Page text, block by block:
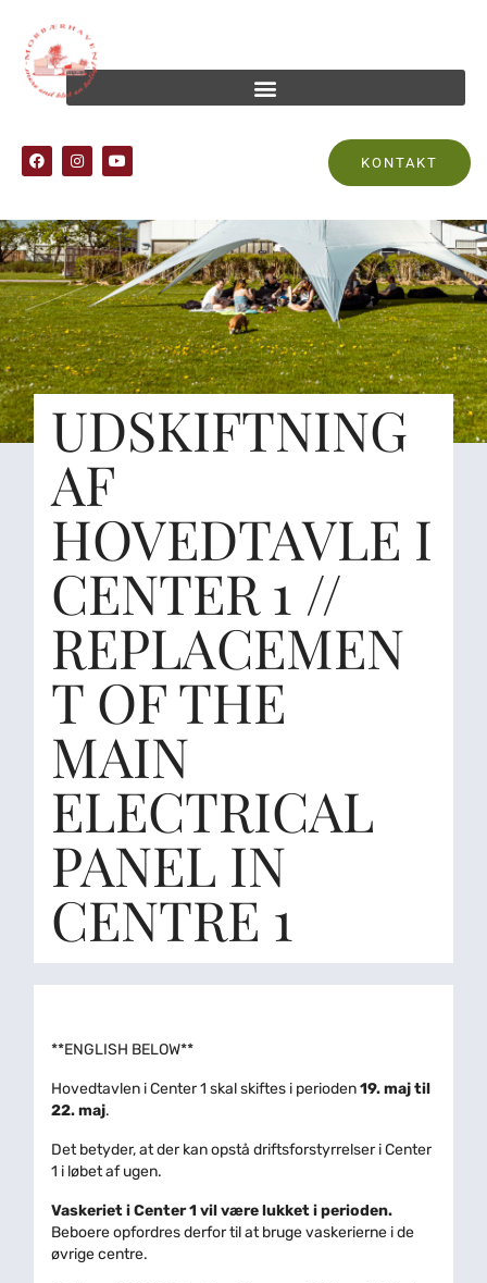
KONTAKT
UDSKIFTNING
AF
HOVEDTAVLE I
CENTER 1 //
REPLACEMEN
T OF THE
MAIN
ELECTRICAL
PANEL IN
CENTRE 1
**ENGLISH BELOW**
Hovedtavlen i Center 1 skal skiftes i perioden19. maj til
22. maj.
Det betyder, at der kan opstå driftsforstyrrelser i Center
1 i løbet af ugen.
Vaskeriet i Center 1 vil være lukket i perioden.
Beboere opfordres derfor til at bruge vaskerierne i de
øvrige centre.